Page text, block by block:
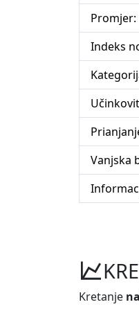
Promjer:
Indeks
Vanjska
Kretanje